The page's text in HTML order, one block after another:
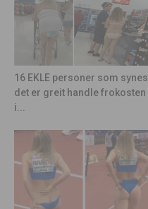
16 EKLE personer som synes
det er greit handle frokosten
i...